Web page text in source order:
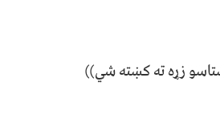
زړه ته کښته شي))